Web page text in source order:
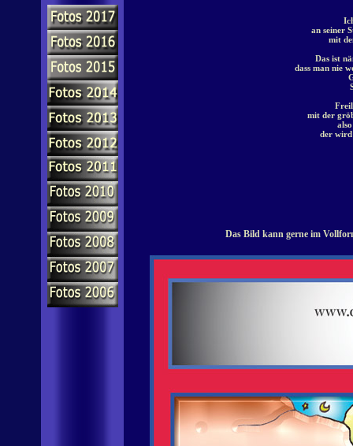
an seiner
mit
Das ist
dass man nie
mit der
der wird
Das Bild kann gerne im